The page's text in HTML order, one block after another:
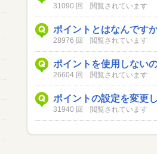
31090 回 閲覧されています
ポイントとはなんです
28976 回 閲覧されています
ポイントを使用しない
26604 回 閲覧されています
ポイントの設定を変更
31940 回 閲覧されています